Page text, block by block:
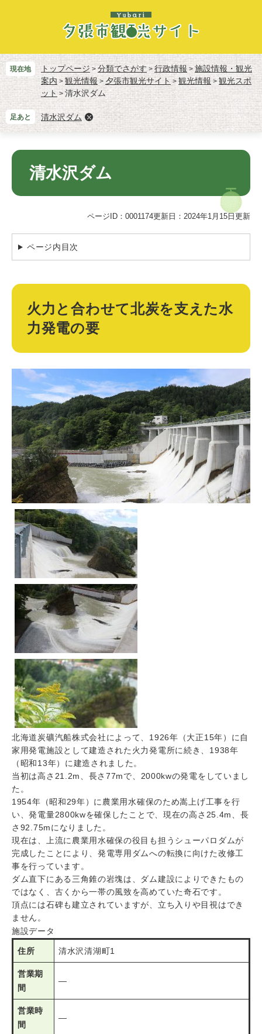
先
頭
で
す。
を
飛
ば
て
本
文
現在地 トップページ > 分類でさがす > 行政情報 > 施設情報・観光
案内 >観光情報 > 夕張市観光サイト > 観光情報> 観光スポ
ット > 清水沢ダム
足あと 清水沢ダム
本
清水沢ダム
ページID：0001174更新日：2024年1月15日更新
ページ内目次
火力と合わせて北炭を支えた水
力発電の要
北海道炭礦汽船株式会社によって、1926年（大正15年）に自
家用発電施設として建造された火力発電所に続き、1938年
（昭和13年）に建造されました。
当初は高さ21.2m、長さ77mで、2000kwの発電をしていまし
た。
1954年（昭和29年）に農業用水確保のため嵩上げ工事を行
い、発電量2800kwを確保したことで、現在の高さ25.4m、長
さ92.75mになりました。
現在は、上流に農業用水確保の役目も担うシューパロダムが
完成したことにより、発電専用ダムへの転換に向けた改修工
事を行っています。
ダム直下にある三角錐の岩塊は、ダム建設によりできたもの
ではなく、古くから一帯の風致を高めていた奇石です。
頂点には石碑も建立されていますが、立ち入りや目視はでき
ません。
施設データ
住所 清水沢清湖町1
営業期
間
―
営業時
間
―